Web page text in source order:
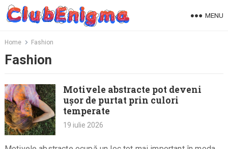
Skip
MENU
Home Fashion
Fashion
Motivele abstracte pot deveni
ușor de purtat prin culori
temperate
19 iulie 2026